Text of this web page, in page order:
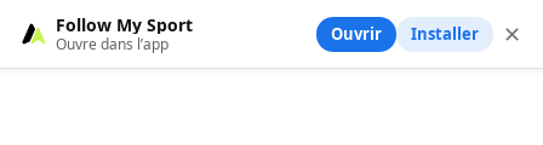
Follow My Sport
Ouvre dans l’app Ouvrir Installer ✕